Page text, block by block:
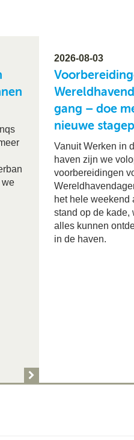
we
2026-08-03
gang – doe
nieuwe
Vanuit Werken in
haven zijn we
voorbereidingen
het hele weekend
stand op de kade,
alles kunnen
in de haven.